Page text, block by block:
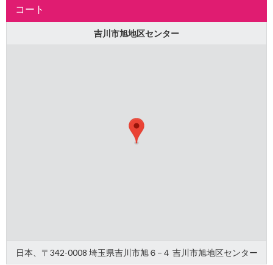
コート
吉川市旭地区センター
日本、〒342-0008 埼玉県吉川市旭６−４ 吉川市旭地区センター